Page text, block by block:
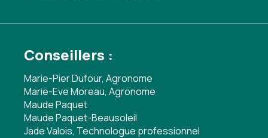
Conseillers :
Marie-Pier Dufour, Agronome
Marie-Eve Moreau, Agronome
Maude Paquet
Maude Paquet-Beausoleil
Jade Valois, Technologue professionnel